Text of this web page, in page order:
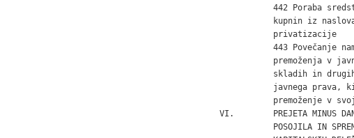
442 Poraba
kupnin iz
           privatizacije
443 Povečanje
premoženja v
skladih in
javnega prava,
premoženje v
VI.        PREJETA
POSOJILA IN